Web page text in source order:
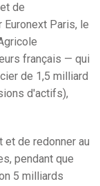
de
Euronext Paris, le
français — qui
de 1,5 milliard
d'actifs),
et de redonner au
pendant que
5 milliards